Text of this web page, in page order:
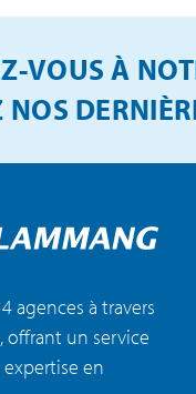
VOUS À
NOS
agences à travers
offrant un service
en